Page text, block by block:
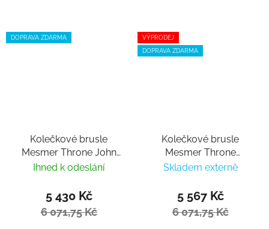
DOPRAVA ZDARMA
Kolečkové brusle
Mesmer Throne John
Bolino V2
Ihned k odeslání
5 430 Kč
6 071,75 Kč
VÝPRODEJ
DOPRAVA ZDARMA
Kolečkové brusle
Mesmer Throne
Dominic Bruce Pro
Skladem externě
5 567 Kč
6 071,75 Kč